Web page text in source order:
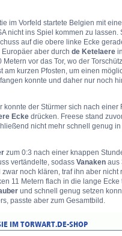
im Vorfeld startete Belgien mit
nicht ins Spiel kommen zu lassen.
auf die obere linke Ecke
aber durch de Ketelaere
vor das Tor, wo der
am kurzen Pfosten, um einen
konnte und daher nur noch
der Stürmer sich nach einer
Ecke drücken. Freese stand
nicht mehr schnell genug
zum 0:3 nach einer knappen
vertändelte, sodass Vanaken aus
noch klären, traf ihn aber nicht
11 Metern flach in die lange Ecke
und schnell genug setzen
passte aber zum Gesamtbild.